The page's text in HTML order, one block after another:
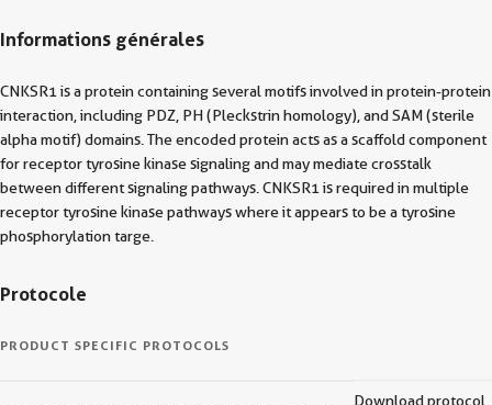
Informations générales
CNKSR1 is a protein containing several motifs involved in protein-protein
interaction, including PDZ, PH (Pleckstrin homology), and SAM (sterile
alpha motif) domains. The encoded protein acts as a scaffold component
for receptor tyrosine kinase signaling and may mediate crosstalk
between different signaling pathways. CNKSR1 is required in multiple
receptor tyrosine kinase pathways where it appears to be a tyrosine
phosphorylation targe.
Protocole
PRODUCT SPECIFIC PROTOCOLS
Download protocol